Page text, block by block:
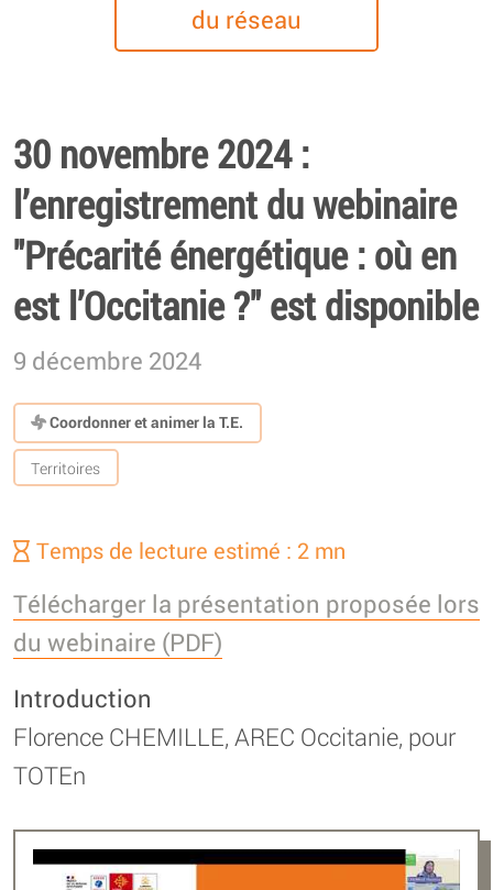
du réseau
30 novembre 2024 :
l’enregistrement du webinaire
"Précarité énergétique : où en
est l’Occitanie ?" est disponible
9 décembre 2024
Coordonner et animer la T.E.
Territoires
Temps de lecture estimé : 2 mn
Télécharger la présentation proposée lors
du webinaire (PDF)
Introduction
Florence CHEMILLE, AREC Occitanie, pour
TOTEn